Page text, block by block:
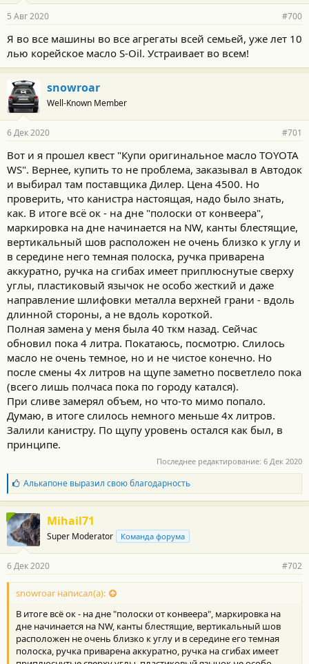
5 Авг 2020 #700
Я во все машины во все агрегаты всей семьей, уже лет 10
лью корейское масло S-Oil. Устраивает во всем!
snowroar
Well-Known Member
6 Дек 2020 #701
Вот и я прошел квест "Купи оригинальное масло TOYOTA
WS". Вернее, купить то не проблема, заказывал в Автодок
и выбирал там поставщика Дилер. Цена 4500. Но
проверить, что канистра настоящая, надо было знать,
как. В итоге всё ок - на дне "полоски от конвеера",
маркировка на дне начинается на NW, канты блестящие,
вертикальный шов расположен не очень близко к углу и
в середине него темная полоска, ручка приварена
аккуратно, ручка на сгибах имеет приплюснутые сверху
углы, пластиковый язычок не особо жесткий и даже
направление шлифовки металла верхней грани - вдоль
длинной стороны, а не вдоль короткой.
Полная замена у меня была 40 ткм назад. Сейчас
обновил пока 4 литра. Покатаюсь, посмотрю. Слилось
масло не очень темное, но и не чистое конечно. Но
после смены 4х литров на щупе заметно посветлело пока
(всего лишь полчаса пока по городу катался).
При сливе замерял объем, но что-то мимо попало.
Думаю, в итоге слилось немного меньше 4х литров.
Залили канистру. По щупу уровень остался как был, в
принципе.
Последнее редактирование: 6 Дек 2020
Б
л
а
г
о
д
а
н
о
с
и
:
Алькапоневыразил свою благодарность
Mihail71
Super Moderator Команда форума
6 Дек 2020 #702
snowroar написал(а):
В итоге всё ок - на дне "полоски от конвеера", маркировка на
дне начинается на NW, канты блестящие, вертикальный шов
расположен не очень близко к углу и в середине его темная
полоска, ручка приварена аккуратно, ручка на сгибах имеет